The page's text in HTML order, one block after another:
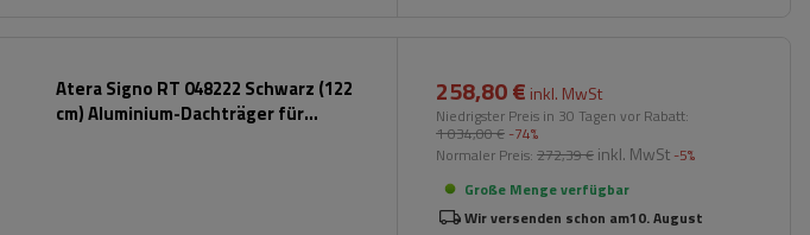
Atera Signo RT 048222 Schwarz (122
cm) Aluminium-Dachträger für
258,80 € inkl. MwSt
Niedrigster Preis in 30 Tagen vor Rabatt:
1 034,00 € -74%
Normaler Preis: 272,39 € inkl. MwSt -5%
Große Menge verfügbar
Wir versenden schon am10. August